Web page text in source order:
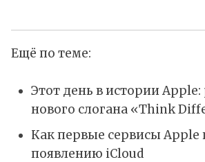
Ещё по теме:
Этот день в истории
нового слогана «Think
Как первые сервисы Apple
появлению iCloud